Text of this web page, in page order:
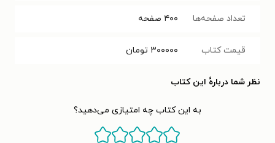
تعداد صفحه‌ها ۴۰۰ صفحه
قیمت کتاب ۳۰۰۰۰۰ تومان
نظر شما دربارهٔ این کتاب
به این کتاب چه امتیازی می‌دهید؟